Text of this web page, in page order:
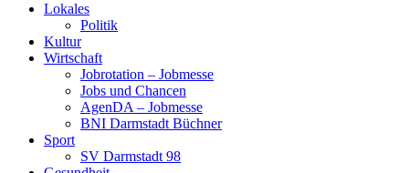
Lokales
Politik
Kultur
Wirtschaft
Jobrotation – Jobmesse
Jobs und Chancen
AgenDA – Jobmesse
BNI Darmstadt Büchner
Sport
SV Darmstadt 98